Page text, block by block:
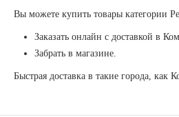
Вы можете купить товары категории
Заказать онлайн с доставкой в
Забрать в магазине.
Быстрая доставка в такие города,